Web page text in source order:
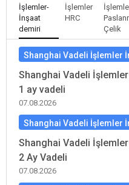
İşlemler-
İnşaat
demiri
İşlemler
HRC
Çelik
Shanghai Vadeli İşlemler
Shanghai Vadeli
1 ay vadeli
07.08.2026
Shanghai Vadeli İşlemler
Shanghai Vadeli
2 Ay Vadeli
07.08.2026